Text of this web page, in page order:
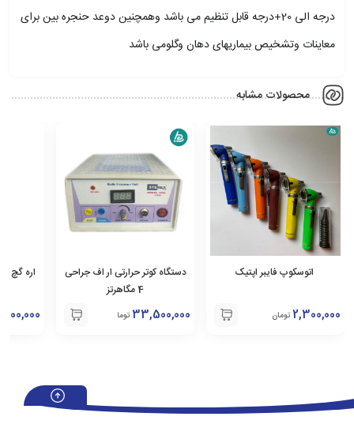
درجه الی 20+درجه قابل تنظیم می باشد وهمچنین دوعد حنجره بین برای
معاینات وتشخیص بیماریهای دهان وگلومی باشد
محصولات مشابه
اتوسکوپ فایبر اپتیک
2,300,000 تومان
دستگاه کوتر حرارتی ار اف جراحی
4 مگاهرتز
33,500,000 تومان
اره گچ